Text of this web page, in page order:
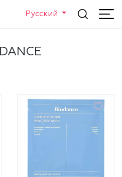
Русский